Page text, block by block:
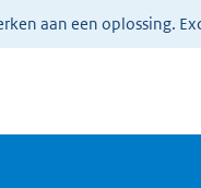
aan een oplossing.